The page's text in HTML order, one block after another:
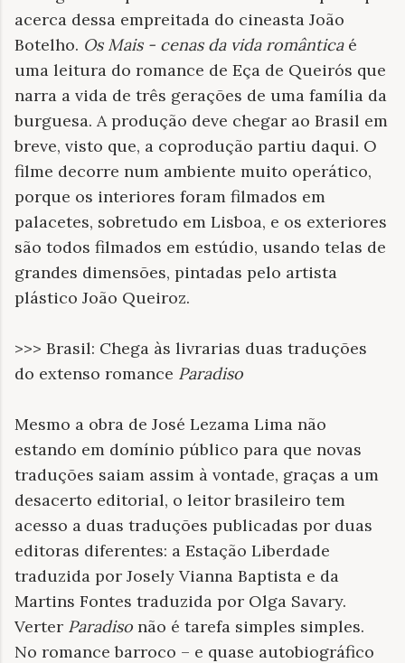
acerca dessa empreitada do cineasta João
Botelho. Os Mais - cenas da vida românticaé
uma leitura do romance de Eça de Queirós que
narra a vida de três gerações de uma família da
burguesa. A produção deve chegar ao Brasil em
breve, visto que, a coprodução partiu daqui. O
filme decorre num ambiente muito operático,
porque os interiores foram filmados em
palacetes, sobretudo em Lisboa, e os exteriores
são todos filmados em estúdio, usando telas de
grandes dimensões, pintadas pelo artista
plástico João Queiroz.
>>> Brasil: Chega às livrarias duas traduções
do extenso romance Paradiso
Mesmo a obra de José Lezama Lima não
estando em domínio público para que novas
traduções saiam assim à vontade, graças a um
desacerto editorial, o leitor brasileiro tem
acesso a duas traduções publicadas por duas
editoras diferentes: a Estação Liberdade
traduzida por Josely Vianna Baptista e da
Martins Fontes traduzida por Olga Savary.
Verter Paradiso não é tarefa simples simples.
No romance barroco – e quase autobiográfico